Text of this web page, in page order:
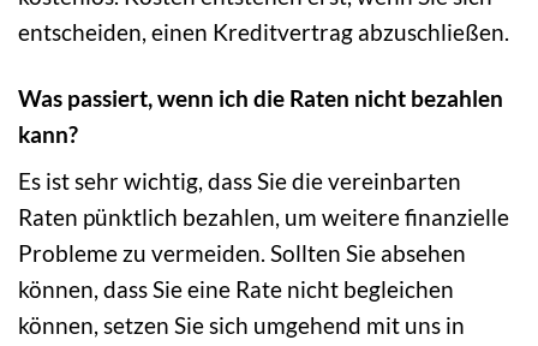
entscheiden, einen Kreditvertrag abzuschließen.
Was passiert, wenn ich die Raten nicht bezahlen
kann?
Es ist sehr wichtig, dass Sie die vereinbarten
Raten pünktlich bezahlen, um weitere finanzielle
Probleme zu vermeiden. Sollten Sie absehen
können, dass Sie eine Rate nicht begleichen
können, setzen Sie sich umgehend mit uns in